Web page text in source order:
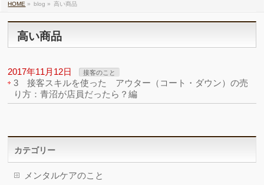
HOME » blog » 高い商品
高い商品
2017年11月12日 接客のこと
3 接客スキルを使った アウター（コート・ダウン）の売
り方：青沼が店員だったら？編
カテゴリー
メンタルケアのこと